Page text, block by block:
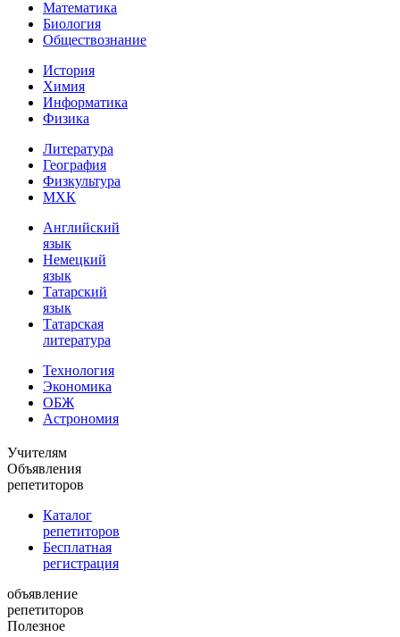
Математика
Биология
Обществознание
История
Химия
Информатика
Физика
Литература
География
Физкультура
МХК
Английский
язык
Немецкий
язык
Татарский
язык
Татарская
литература
Технология
Экономика
ОБЖ
Астрономия
Учителям
Объявления
репетиторов
Каталог
репетиторов
Бесплатная
регистрация
объявление
репетиторов
Полезное